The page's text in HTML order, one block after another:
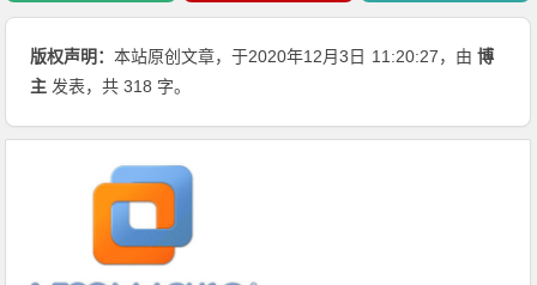
版权声明：本站原创文章，于2020年12月3日 11:20:27，由博
主 发表，共 318 字。